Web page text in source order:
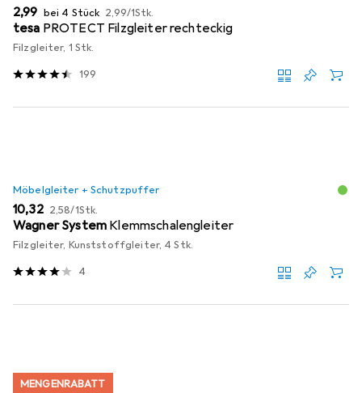
EUR
2,99 bei 4 Stück EUR
2,99/1Stk.
tesa PROTECT Filzgleiter rechteckig
Filzgleiter, 1 Stk.
199
Möbelgleiter + Schutzpuffer
EUR
10,32 EUR
2,58/1Stk.
Wagner System Klemmschalengleiter
Filzgleiter, Kunststoffgleiter, 4 Stk.
4
MENGENRABATT